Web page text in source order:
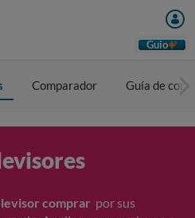
Guio
Comparador Guía de
comprar por sus